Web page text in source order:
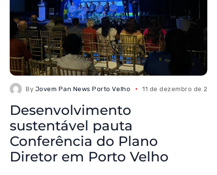
By Jovem Pan News Porto Velho 11 de dezembro de
Desenvolvimento
sustentável pauta
Conferência do Plano
Diretor em Porto Velho